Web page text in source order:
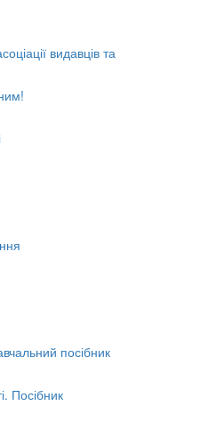
видавців та
посібник
Посібник